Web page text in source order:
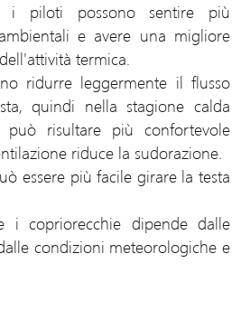
i piloti possono sentire più
e avere una migliore
termica.
ridurre leggermente il flusso
quindi nella stagione calda
risultare più confortevole
riduce la sudorazione.
essere più facile girare la testa
i copriorecchie dipende dalle
condizioni meteorologiche e